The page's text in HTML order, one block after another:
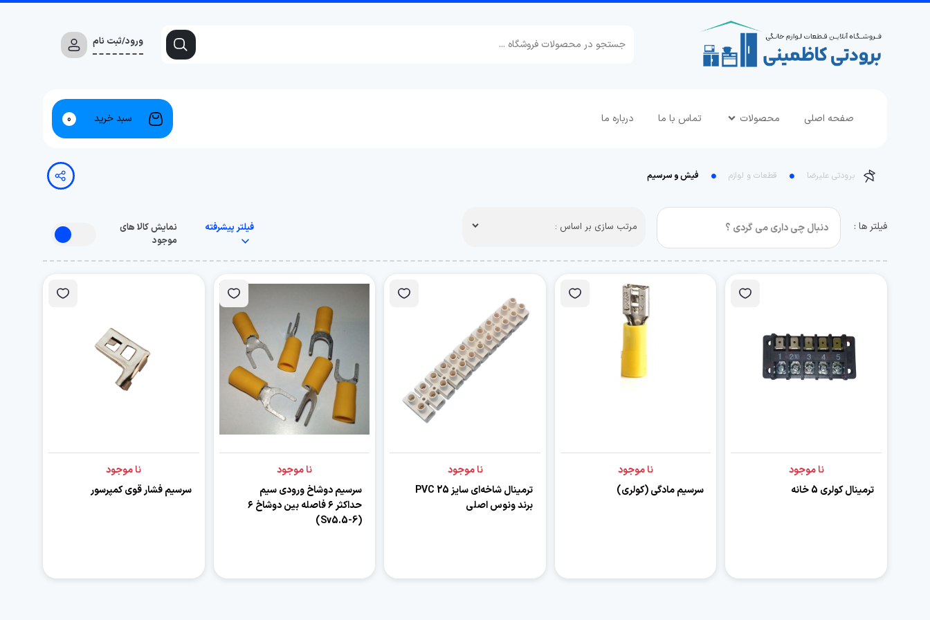
ورود/ثبت نام
صفحه اصلی محصولات تماس با ما درباره ما سبد خرید 0
برودتی علیرضا قطعات و لوازم فیش و سرسیم
فیلتر ها : مرتب سازی بر اساس : فیلتر پیشرفته
نمایش کالا های
موجود
نا موجود
ترمینال کولری 5 خانه
نا موجود
سرسیم مادگی (کولری)
نا موجود
ترمینال شاخه‌ای سایز 25 PVC
برند ونوس اصلی
نا موجود
سرسیم دوشاخ ورودی سیم
حداکثر ۶ فاصله بین دوشاخ ۶
(Sv5.5-6)
نا موجود
سرسیم فشار قوی کمپرسور